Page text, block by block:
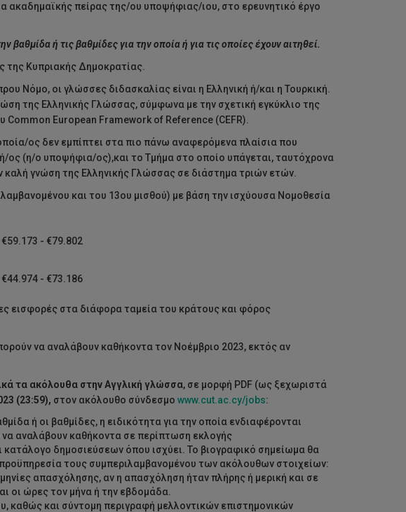
ακαδημαϊκής πείρας της/ου υποψήφιας/ιου, στο ερευνητικό έργο
βαθμίδα ή τις βαθμίδες για την οποία ή για τις οποίες έχουν αιτηθεί.
της Κυπριακής Δημοκρατίας.
Νόμο, οι γλώσσες διδασκαλίας είναι η Ελληνική ή/και η Τουρκική.
της Ελληνικής Γλώσσας, σύμφωνα με την σχετική εγκύκλιο της
Common European Framework of Reference (CEFR).
ος δεν εμπίπτει στα πιο πάνω αναφερόμενα πλαίσια που
ος (η/ο υποψήφια/ος),και το Τμήμα στο οποίο υπάγεται, ταυτόχρονα
καλή γνώση της Ελληνικής Γλώσσας σε διάστημα τριών ετών.
και του 13ου μισθού) με βάση την ισχύουσα Νομοθεσία
€59.173 - €79.802
€44.974 - €73.186
εισφορές στα διάφορα ταμεία του κράτους και φόρος
να αναλάβουν καθήκοντα τον Νοέμβριο 2023, εκτός αν
τα ακόλουθα στην Αγγλική γλώσσα, σε μορφή PDF (ως ξεχωριστά
(23:59), στον ακόλουθο σύνδεσμο www.cut.ac.cy/jobs:
ή οι βαθμίδες, η ειδικότητα για την οποία ενδιαφέρονται
αναλάβουν καθήκοντα σε περίπτωση εκλογής
δημοσιεύσεων όπου ισχύει. Το βιογραφικό σημείωμα θα
τους συμπεριλαμβανομένου των ακόλουθων στοιχείων:
απασχόλησης, αν η απασχόληση ήταν πλήρης ή μερική και σε
οι ώρες τον μήνα ή την εβδομάδα.
καθώς και σύντομη περιγραφή μελλοντικών επιστημονικών